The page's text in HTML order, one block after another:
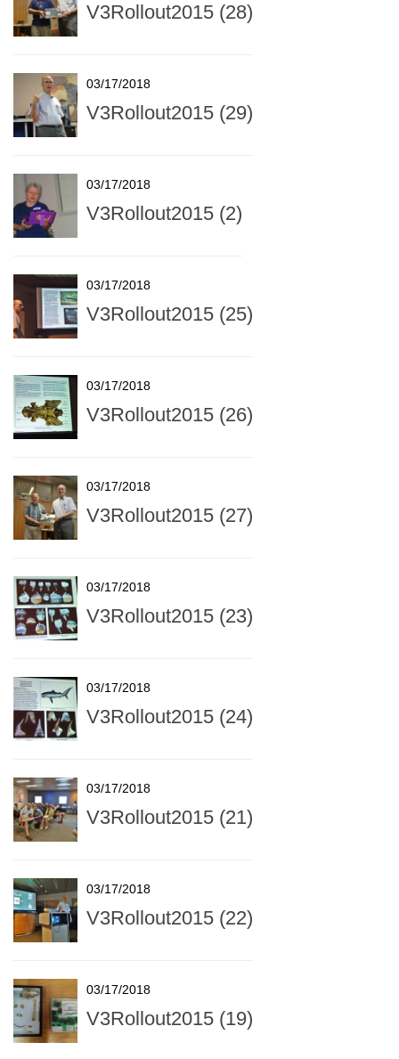
V3Rollout2015 (28)
03/17/2018
V3Rollout2015 (29)
03/17/2018
V3Rollout2015 (2)
03/17/2018
V3Rollout2015 (25)
03/17/2018
V3Rollout2015 (26)
03/17/2018
V3Rollout2015 (27)
03/17/2018
V3Rollout2015 (23)
03/17/2018
V3Rollout2015 (24)
03/17/2018
V3Rollout2015 (21)
03/17/2018
V3Rollout2015 (22)
03/17/2018
V3Rollout2015 (19)